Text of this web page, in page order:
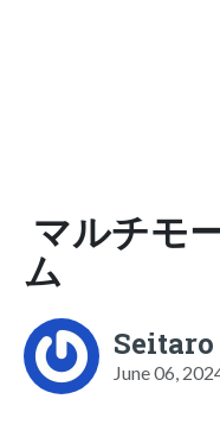
マルチモ
ム
June 06,